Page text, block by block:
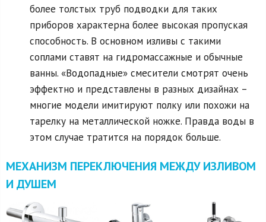
более толстых труб подводки для таких
приборов характерна более высокая пропуская
способность. В основном изливы с такими
соплами ставят на гидромассажные и обычные
ванны. «Водопадные» смесители смотрят очень
эффектно и представлены в разных дизайнах –
многие модели имитируют полку или похожи на
тарелку на металлической ножке. Правда воды в
этом случае тратится на порядок больше.
МЕХАНИЗМ ПЕРЕКЛЮЧЕНИЯ МЕЖДУ ИЗЛИВОМ
И ДУШЕМ